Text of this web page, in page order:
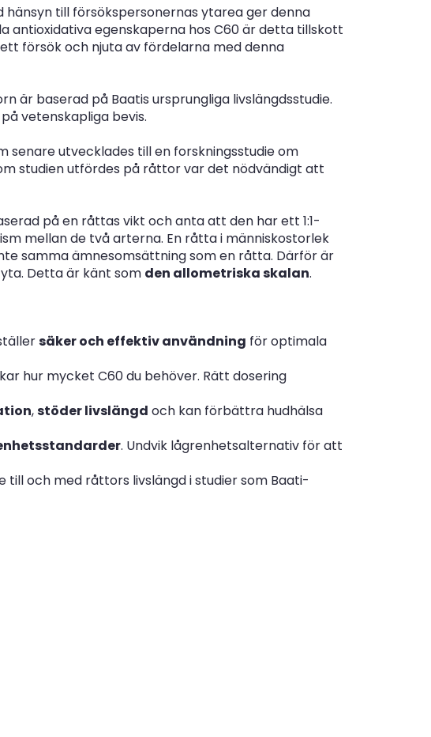
till försökspersonernas ytarea ger denna
antioxidativa egenskaperna hos C60 är detta tillskott
försök och njuta av fördelarna med denna
är baserad på Baatis ursprungliga livslängdsstudie.
vetenskapliga bevis.
senare utvecklades till en forskningsstudie om
studien utfördes på råttor var det nödvändigt att
på en råttas vikt och anta att den har ett 1:1-
mellan de två arterna. En råtta i människostorlek
samma ämnesomsättning som en råtta. Därför är
Detta är känt som den allometriska skalan.
säker och effektiv användning för optimala
hur mycket C60 du behöver. Rätt dosering
,stöder livslängd och kan förbättra hudhälsa
. Undvik lågrenhetsalternativ för att
till och med råttors livslängd i studier som Baati-